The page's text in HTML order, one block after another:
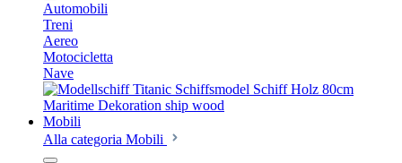
Automobili
Treni
Aereo
Motocicletta
Nave
Mobili
Alla categoria Mobili